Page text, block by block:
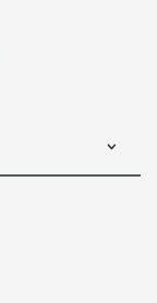
posta elettronica)